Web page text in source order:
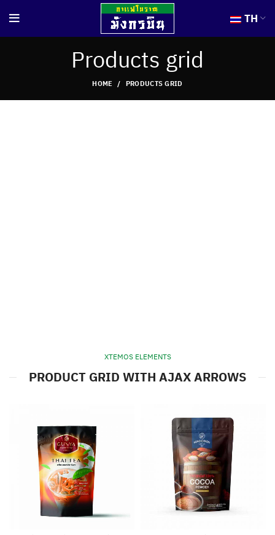
TH
Products grid
HOME PRODUCTS GRID
XTEMOS ELEMENTS
PRODUCT GRID WITH AJAX ARROWS